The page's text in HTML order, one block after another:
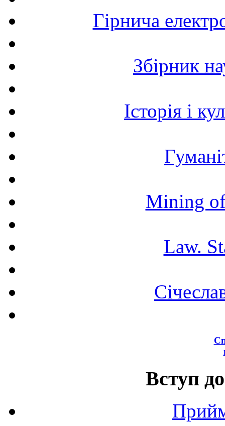
Гірнича
Збірник
Історія і
Mining
Law.
Вступ